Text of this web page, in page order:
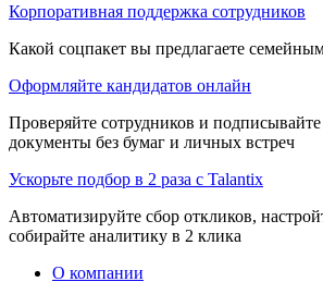
Корпоративная поддержка сотрудников
Какой соцпакет вы предлагаете
Оформляйте кандидатов онлайн
Проверяйте сотрудников и
документы без бумаг и личных встреч
Ускорьте подбор в 2 раза с Talantix
Автоматизируйте сбор откликов,
собирайте аналитику в 2 клика
О компании